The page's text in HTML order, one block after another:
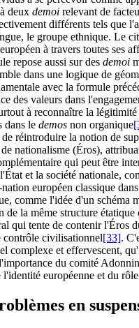
deux demoi relevant de
différents tels que
le groupe ethnique. Le
à travers toutes ses
repose aussi sur des demoi
dans une logique de
avec la formule
des valeurs dans
à reconnaître la
dans le demos non organique
réintroduire la notion de
nationalisme (Éros),
qui peut être
et la société nationale,
européen classique
comme l'idée d'un schéma
de la même structure
qui tente de contenir l'Éros
contrôle civilisationnel[33].
complexe et effervescent,
du comité
européenne et du
en